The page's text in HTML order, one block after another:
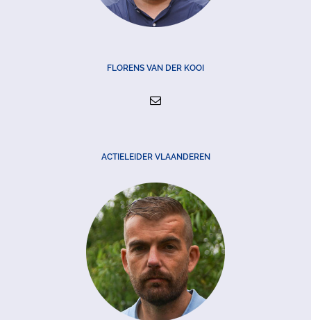
FLORENS VAN DER KOOI
ACTIELEIDER VLAANDEREN